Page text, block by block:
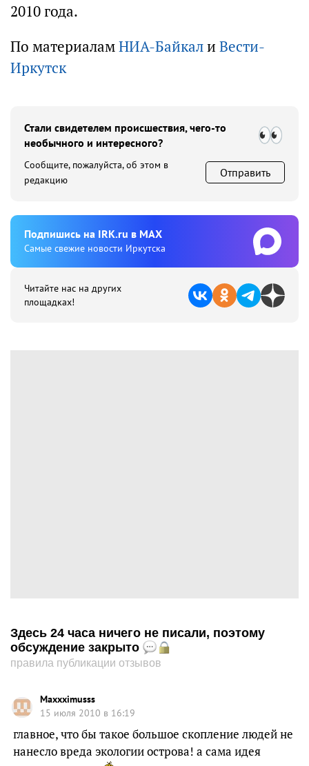
2010 года.
По материаламНИА-Байкали Вести-
Иркутск
Стали свидетелем происшествия, чего-то
необычного и интересного?
Сообщите, пожалуйста, об этом в
редакцию
Отправить
Подпишиcь на IRK.ru в MAX
Cамые свежие новости Иркутска
Читайте нас на других
площадках!
Здесь 24 часа ничего не писали, поэтому
обсуждение закрыто
правила публикации отзывов
Maxxximusss
15 июля 2010 в 16:19
главное, что бы такое большое скопление людей не
нанесло вреда экологии острова! а сама идея